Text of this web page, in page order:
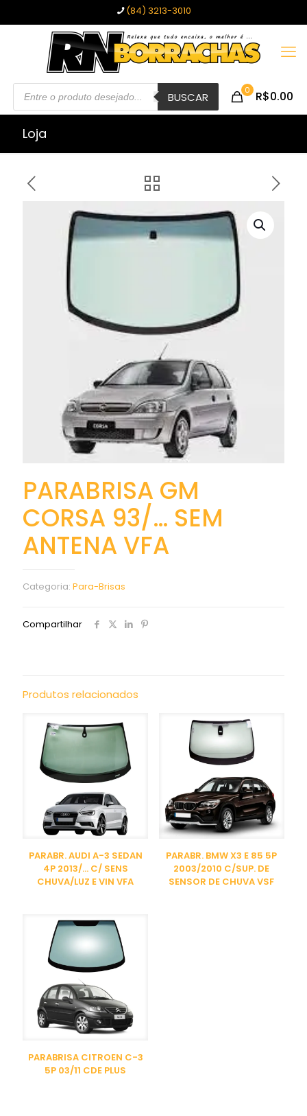
(84) 3213-3010
Pesquisar
produtos BUSCAR 0 R$0.00
Loja
PARABRISA GM
CORSA 93/… SEM
ANTENA VFA
Categoria: Para-Brisas
Compartilhar
Produtos relacionados
PARABR. AUDI A-3 SEDAN
4P 2013/… C/ SENS
CHUVA/LUZ E VIN VFA
PARABR. BMW X3 E 85 5P
2003/2010 C/SUP. DE
SENSOR DE CHUVA VSF
PARABRISA CITROEN C-3
5P 03/11 CDE PLUS